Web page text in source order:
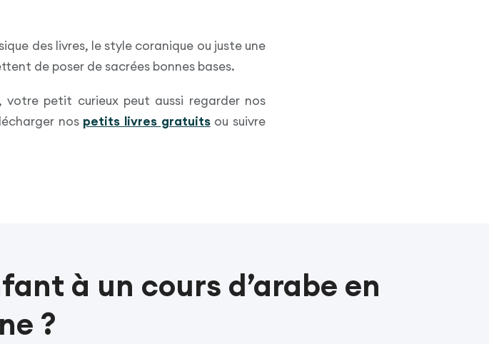
des livres, le style coranique ou juste une
de poser de sacrées bonnes bases.
votre petit curieux peut aussi regarder nos
nos petits livres gratuitsou suivre
à un cours d’arabe en
?